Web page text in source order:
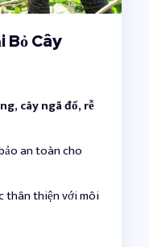
Bỏ Cây
cây ngã đổ, rễ
an toàn cho
thân thiện với môi